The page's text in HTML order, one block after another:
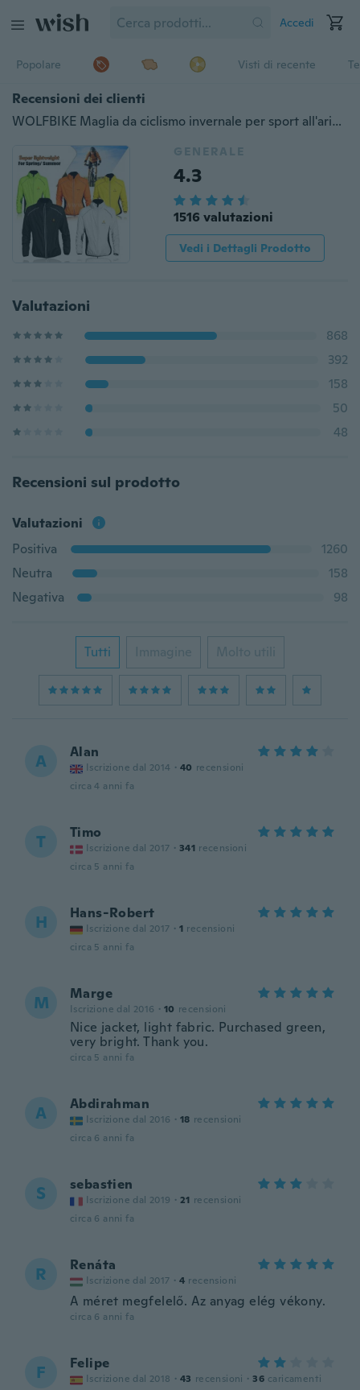
Accedi
Popolare Visti di recente
Recensioni dei clienti
WOLFBIKE Maglia da ciclismo invernale per sport all'aria aperta Giacca traspirante da uomo / donna Giacca da equitazione manica lunga Abbigliamento da bici
GENERALE
4.3
1516 valutazioni
Vedi i Dettagli Prodotto
Valutazioni
868
392
158
50
48
Recensioni sul prodotto
Valutazioni
Positiva
1260
Neutra
158
Negativa
98
Tutti Immagine Molto utili
A Alan
Iscrizione dal 2014 · 40 recensioni
circa 4 anni fa
T Timo
Iscrizione dal 2017 · 341 recensioni
circa 5 anni fa
H Hans-Robert
Iscrizione dal 2017 · 1 recensioni
circa 5 anni fa
M Marge
Iscrizione dal 2016 · 10 recensioni
Nice jacket, light fabric. Purchased green,
very bright. Thank you.
circa 5 anni fa
A Abdirahman
Iscrizione dal 2016 · 18 recensioni
circa 6 anni fa
S sebastien
Iscrizione dal 2019 · 21 recensioni
circa 6 anni fa
R Renáta
Iscrizione dal 2017 · 4 recensioni
A méret megfelelő. Az anyag elég vékony.
circa 6 anni fa
F Felipe
Iscrizione dal 2018 · 43 recensioni · 36 caricamenti